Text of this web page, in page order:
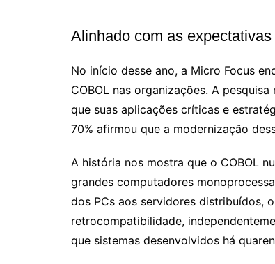
Alinhado com as
No início desse ano, a Micro Focus
COBOL nas organizações. A
que suas aplicações críticas e
70% afirmou que a modernização
A história nos mostra que o COBOL
grandes computadores
dos PCs aos servidores distribuídos,
retrocompatibilidade,
que sistemas desenvolvidos há